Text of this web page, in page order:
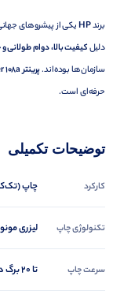
برندHPیکی از پیشروهای
دلیلکیفیت بالا، دوام
سازمان‌ها بوده‌اند.پرینتر Laser 108a
حرفه‌ای است.
توضیحات تکمیلی
کارکرد چاپ
تکنولوژی چاپ لیزری
سرعت چاپ تا ۲۰ برگ در دقیقه (A4)